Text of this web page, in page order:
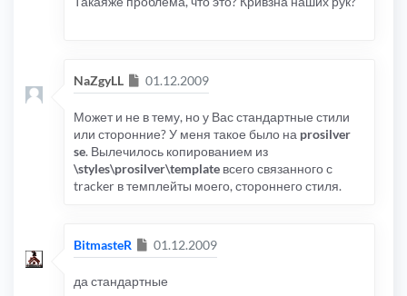
NaZgyLL Сообщение
01.12.2009
Может и не в тему, но у Вас стандартные стили
или сторонние? У меня такое было на prosilver
se. Вылечилось копированием из
\styles\prosilver\template всего связанного с
tracker в темплейты моего, стороннего стиля.
BitmasteR Сообщение
01.12.2009
да стандартные